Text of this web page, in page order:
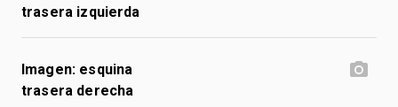
trasera izquierda
Imagen: esquina
trasera derecha